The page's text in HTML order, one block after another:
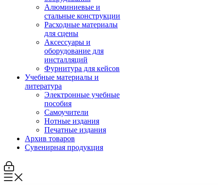
Алюминиевые и
стальные конструкции
Расходные материалы
для сцены
Аксессуары и
оборудование для
инсталляций
Фурнитура для кейсов
Учебные материалы и
литература
Электронные учебные
пособия
Самоучители
Нотные издания
Печатные издания
Архив товаров
Сувенирная продукция